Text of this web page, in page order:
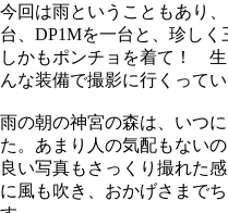
今回は雨ということもあり
台、DP1Mを一台と、珍しく
しかもポンチョを着て！ 生
んな装備で撮影に行くってい
雨の朝の神宮の森は、いつ
た。あまり人の気配もない
良い写真もさっくり撮れた
に風も吹き、おかげさまで